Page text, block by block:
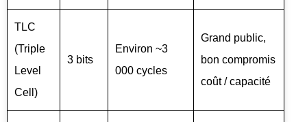
TLC
(Triple
Level
Cell)
3 bits
Environ ~3
000 cycles
Grand public,
bon compromis
coût / capacité